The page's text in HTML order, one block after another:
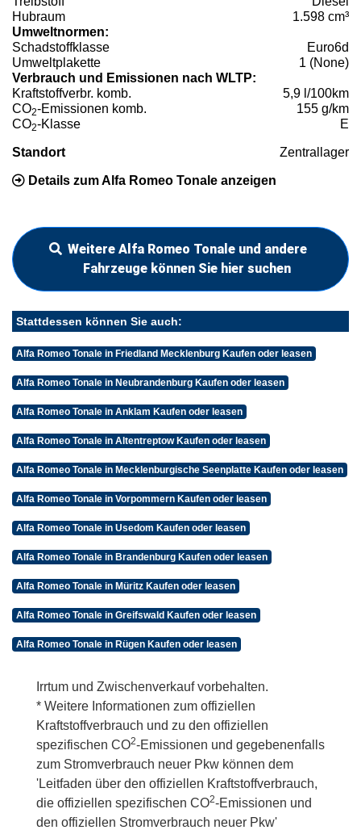
Hubraum
1.598 cm³
Umweltnormen:
Schadstoffklasse
Euro6d
Umweltplakette
1 (None)
Verbrauch und Emissionen nach WLTP:
Kraftstoffverbr. komb.
5,9 l/100km
CO2-Emissionen komb.
155 g/km
CO2-Klasse E
Standort Zentrallager
Details zum Alfa Romeo Tonale anzeigen
Weitere Alfa Romeo Tonale und andere
Fahrzeuge können Sie hier suchen
Stattdessen können Sie auch:
Alfa Romeo Tonale in Friedland Mecklenburg Kaufen oder leasen
Alfa Romeo Tonale in Neubrandenburg Kaufen oder leasen
Alfa Romeo Tonale in Anklam Kaufen oder leasen
Alfa Romeo Tonale in Altentreptow Kaufen oder leasen
Alfa Romeo Tonale in Mecklenburgische Seenplatte Kaufen oder leasen
Alfa Romeo Tonale in Vorpommern Kaufen oder leasen
Alfa Romeo Tonale in Usedom Kaufen oder leasen
Alfa Romeo Tonale in Brandenburg Kaufen oder leasen
Alfa Romeo Tonale in Müritz Kaufen oder leasen
Alfa Romeo Tonale in Greifswald Kaufen oder leasen
Alfa Romeo Tonale in Rügen Kaufen oder leasen
Irrtum und Zwischenverkauf vorbehalten.
* Weitere Informationen zum offiziellen
Kraftstoffverbrauch und zu den offiziellen
spezifischen CO2-Emissionen und gegebenenfalls
zum Stromverbrauch neuer Pkw können dem
'Leitfaden über den offiziellen Kraftstoffverbrauch,
die offiziellen spezifischen CO2-Emissionen und
den offiziellen Stromverbrauch neuer Pkw'